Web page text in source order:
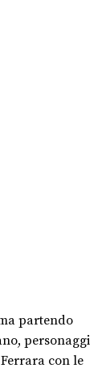
partendo
personaggi
con le